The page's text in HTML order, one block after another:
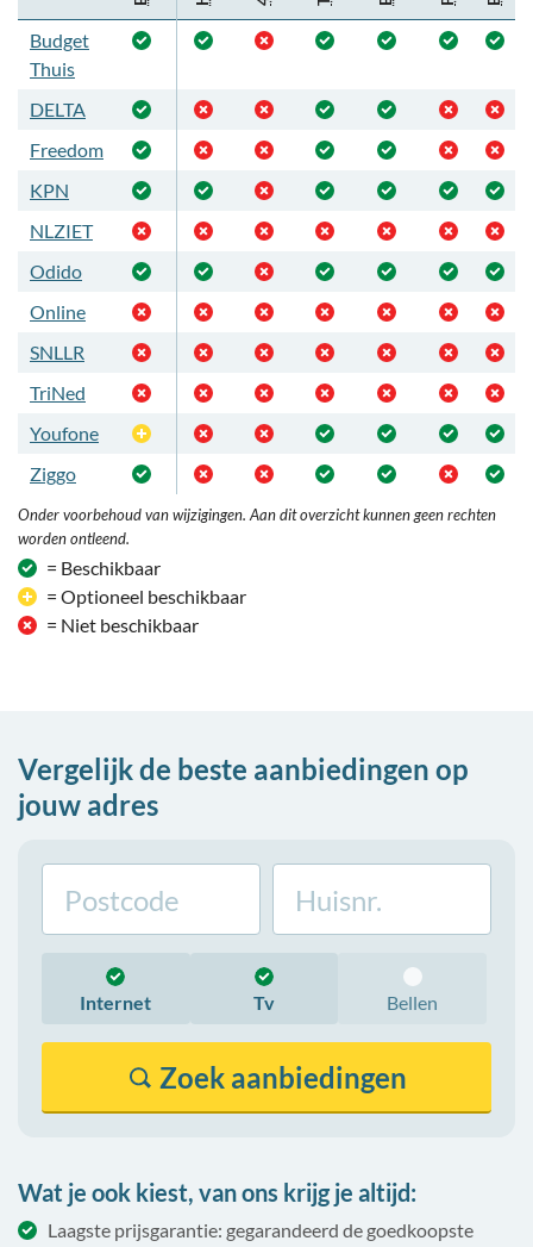
Budget
Thuis
DELTA
Freedom
KPN
NLZIET
Odido
Online
SNLLR
TriNed
Youfone
Optioneel
Ziggo
Onder voorbehoud van wijzigingen. Aan dit overzicht kunnen geen rechten
worden ontleend.
= Beschikbaar
= Optioneel beschikbaar
= Niet beschikbaar
Vergelijk de beste aanbiedingen op
jouw adres
Internet Tv Bellen
Zoek aanbiedingen
Wat je ook kiest, van ons krijg je altijd:
Laagste prijsgarantie: gegarandeerd de goedkoopste